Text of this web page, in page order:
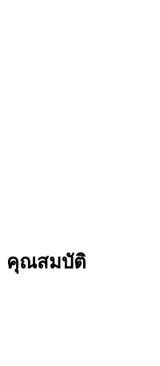
คุณสมบัติ